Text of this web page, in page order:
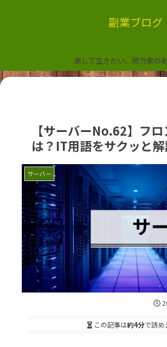
副業ブログ
楽して生きたい、努力家のあ
【サーバーNo.62】フ
は？IT用語をサクッと
サーバー
この記事は約4分で読め